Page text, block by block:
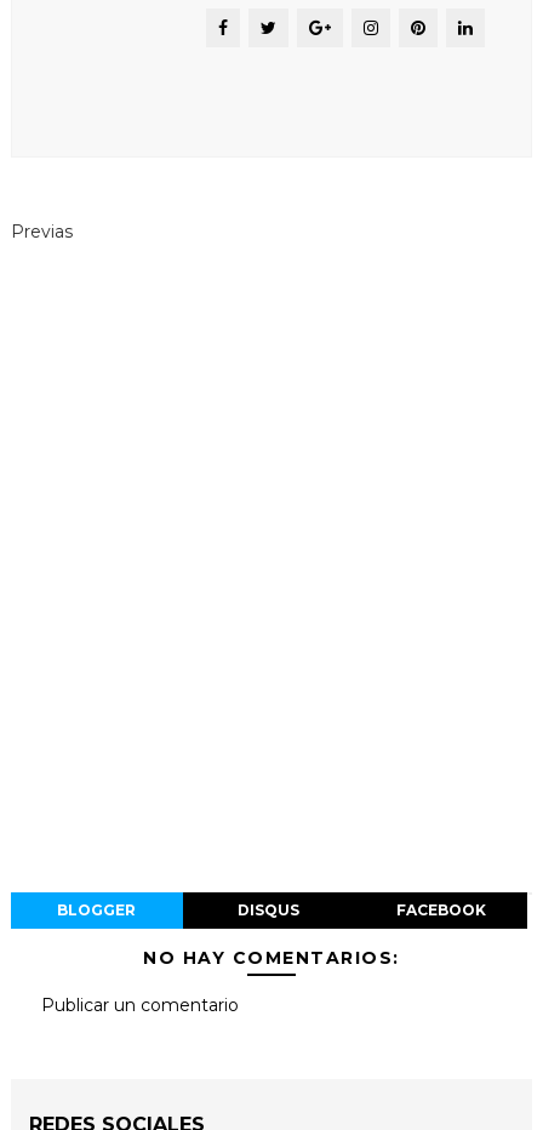
Previas
BLOGGER DISQUS FACEBOOK
NO HAY COMENTARIOS:
Publicar un comentario
REDES SOCIALES